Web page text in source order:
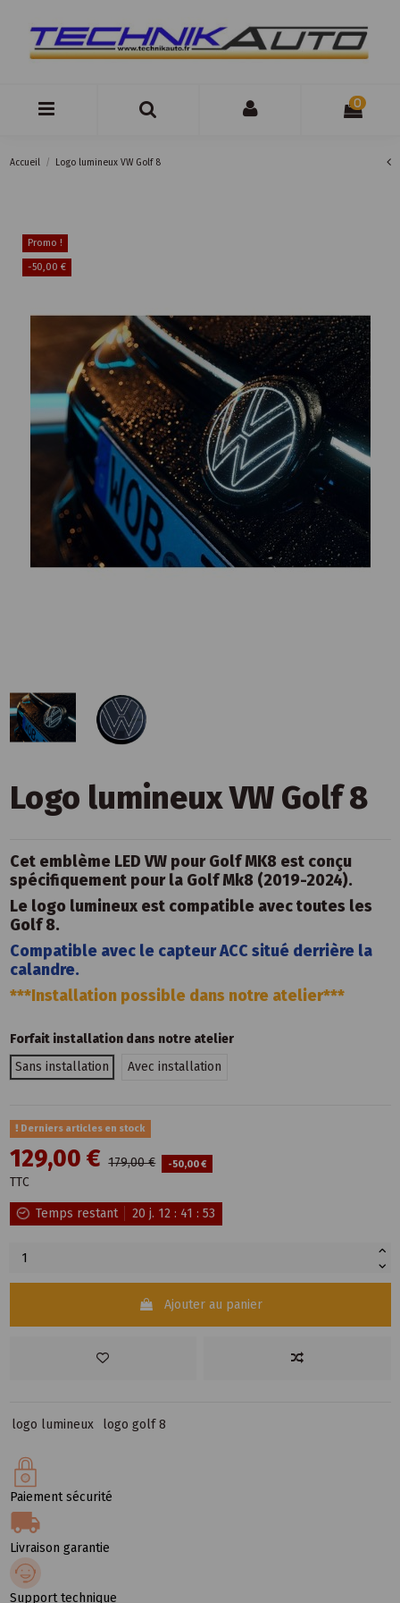
0
Accueil Logo lumineux VW Golf 8
Promo !
-50,00 €
Logo lumineux VW Golf 8
Cet emblème LED VW pour Golf MK8 est conçu
spécifiquement pour la Golf Mk8 (2019-2024).
Le logo lumineux est compatible avec toutes les
Golf 8.
Compatible avec le capteur ACC situé derrière la
calandre.
***Installation possible dans notre atelier***
Forfait installation dans notre atelier
Sans installation
Avec installation
Derniers articles en stock
129,00 € 179,00 € -50,00 €
TTC
Temps restant 20 j. 12: 41 : 52
Ajouter au panier
logo lumineux logo golf 8
Paiement sécurité
Livraison garantie
Support technique